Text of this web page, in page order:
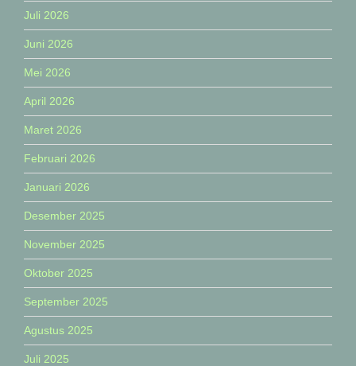
Juli 2026
Juni 2026
Mei 2026
April 2026
Maret 2026
Februari 2026
Januari 2026
Desember 2025
November 2025
Oktober 2025
September 2025
Agustus 2025
Juli 2025